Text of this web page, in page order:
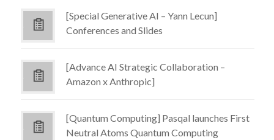
[Special Generative AI – Yann Lecun]
Conferences and Slides
[Advance AI Strategic Collaboration –
Amazon x Anthropic]
[Quantum Computing] Pasqal launches First
Neutral Atoms Quantum Computing